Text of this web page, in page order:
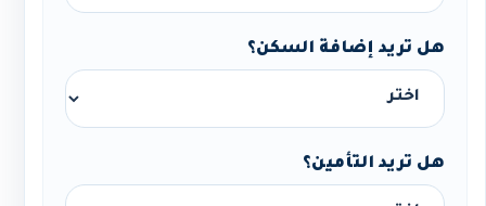
هل تريد إضافة السكن؟
هل تريد التأمين؟